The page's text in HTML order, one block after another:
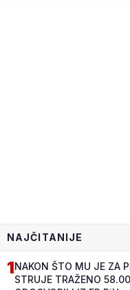
NAJČITANIJE
1NAKON ŠTO MU JE ZA
STRUJE TRAŽENO